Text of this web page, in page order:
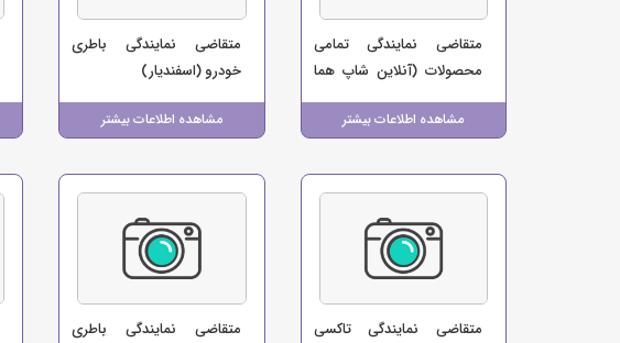
مشاهده اطلاعات بیشتر
متقاضی نمایندگی تمامی
محصولات (آنلاین شاپ هما
زون)
مشاهده اطلاعات بیشتر
متقاضی نمایندگی باطری
خودرو (اسفندیار)
متقاضی نمایندگی تاکسی
متقاضی نمایندگی باطری